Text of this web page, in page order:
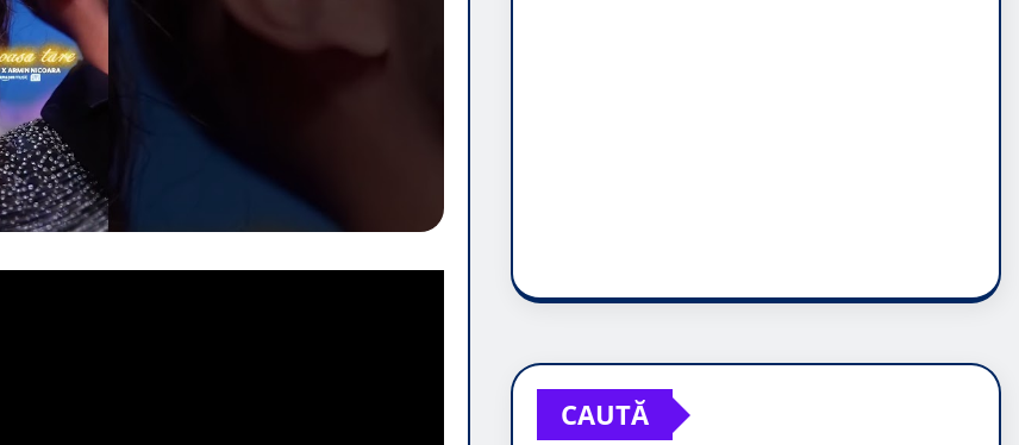
CAUTĂ